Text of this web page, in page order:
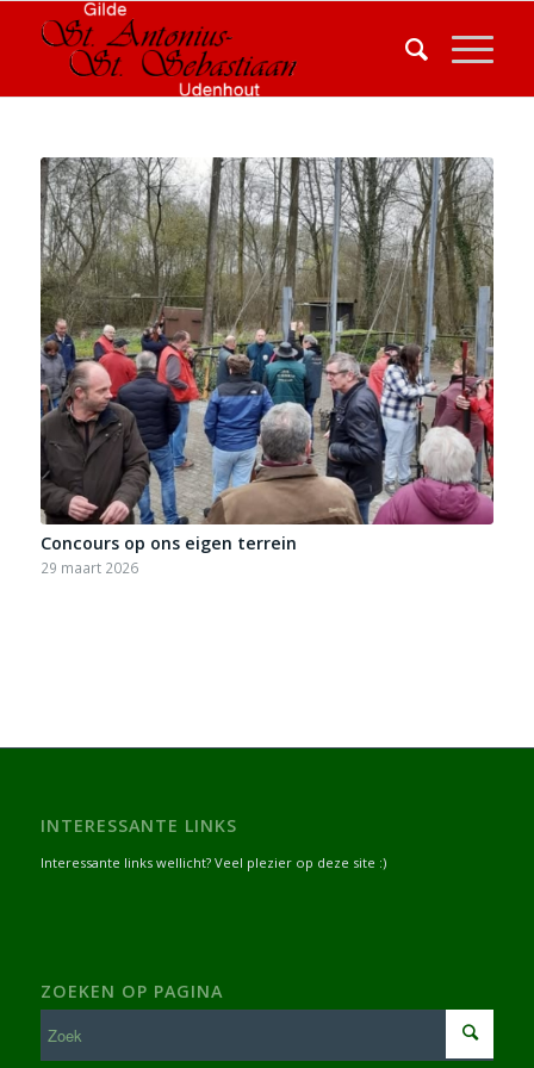
Concours op ons eigen terrein
29 maart 2026
INTERESSANTE LINKS
Interessante links wellicht? Veel plezier op deze site :)
ZOEKEN OP PAGINA